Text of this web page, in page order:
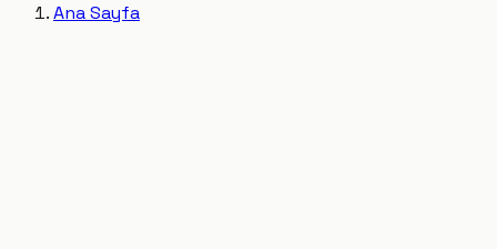
Ana Sayfa